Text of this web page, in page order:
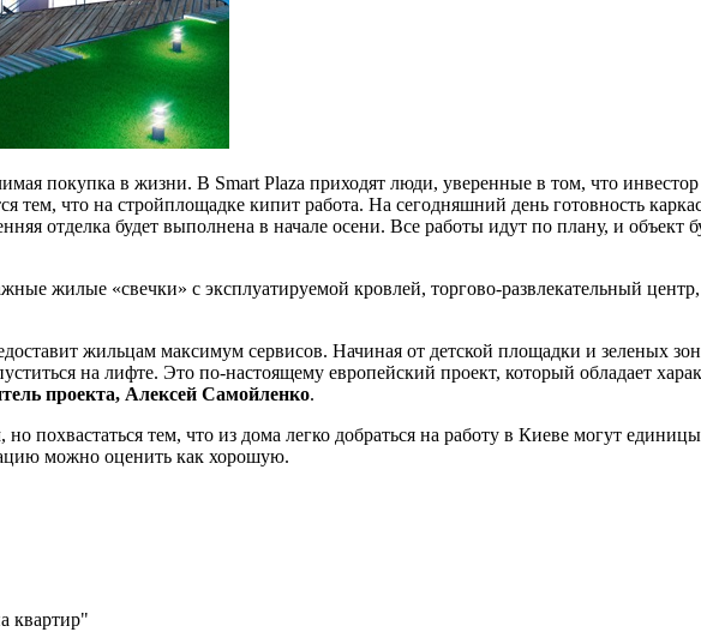
покупка в жизни. В Smart Plaza приходят люди, уверенные в том, что инвестор
тем, что на стройплощадке кипит работа. На сегодняшний день готовность
отделка будет выполнена в начале осени. Все работы идут по плану, и объект
жилые «свечки» с эксплуатируемой кровлей, торгово-развлекательный
жильцам максимум сервисов. Начиная от детской площадки и зеленых
на лифте. Это по-настоящему европейский проект, который обладает
проекта, Алексей Самойленко.
похвастаться тем, что из дома легко добраться на работу в Киеве могут
можно оценить как хорошую.
квартир"